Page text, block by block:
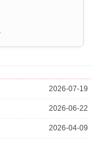
2026-07-19
2026-06-22
2026-04-09